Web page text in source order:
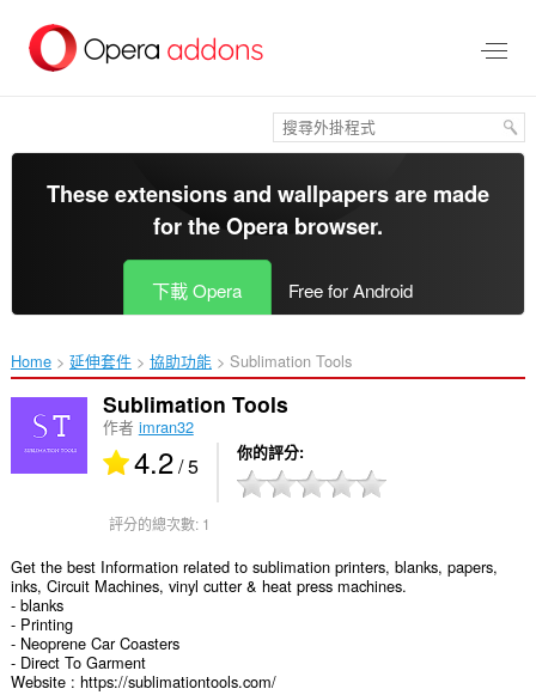
區
These extensions and wallpapers are made
for theOpera browser.
下載 Opera Free for Android
Home 延伸套件 協助功能 Sublimation Tools‎
Sublimation Tools
作者 imran32
4.2/ 5 你的評分
評分的總次數: 1
Get the best Information related to sublimation printers, blanks, papers,
inks, Circuit Machines, vinyl cutter & heat press machines.
- blanks
- Printing
- Neoprene Car Coasters
- Direct To Garment
Website : https://sublimationtools.com/